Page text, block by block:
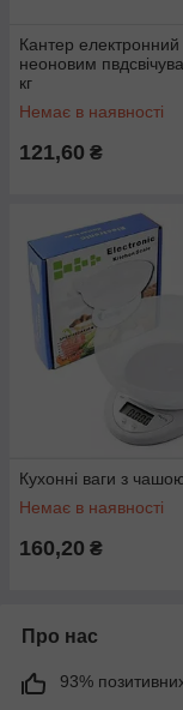
Кантер електронний
неоновим
кг
Немає в наявності
121,60 ₴
Кухонні ваги з
Немає в наявності
160,20 ₴
Про нас
93% позитивних